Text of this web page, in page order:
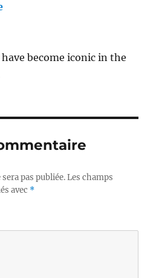
become iconic in the
pas publiée. Les champs
avec *